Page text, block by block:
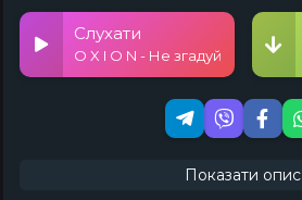
Слухати
O X I O N - Не згадуй
Показати опис